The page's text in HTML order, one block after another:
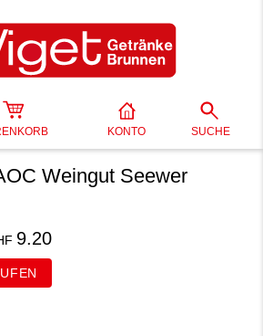
KONTO SUCHE
Weingut Seewer
9.20